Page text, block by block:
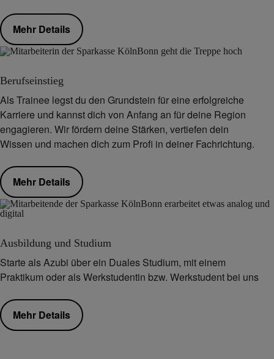
Mehr Details
Berufseinstieg
Als Trainee legst du den Grundstein für eine erfolgreiche
Karriere und kannst dich von Anfang an für deine Region
engagieren. Wir fördern deine Stärken, vertiefen dein
Wissen und machen dich zum Profi in deiner Fachrichtung.
Mehr Details
Ausbildung und Studium
Starte als Azubi über ein Duales Studium, mit einem
Praktikum oder als Werkstudentin bzw. Werkstudent bei uns
Mehr Details